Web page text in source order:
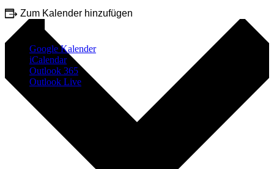
Zum Kalender hinzufügen
Google Kalender
iCalendar
Outlook 365
Outlook Live